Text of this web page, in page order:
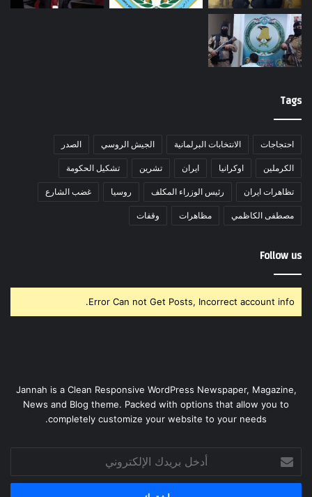
Tags
احتجاجات الانتخابات البرلمانية الجيش الروسي الصدر
الكرملين اوكرانيا ايران تشرين تشكيل الحكومة
تظاهرات ايران رئيس الوزراء المكلف روسيا غضب الشارع
مصطفى الكاظمي مظاهرات وقفات
Follow us
Error Can not Get Posts, Incorrect account info.
Jannah is a Clean Responsive WordPress Newspaper, Magazine,
News and Blog theme. Packed with options that allow you to
completely customize your website to your needs.
بريدك
الإلكتروني